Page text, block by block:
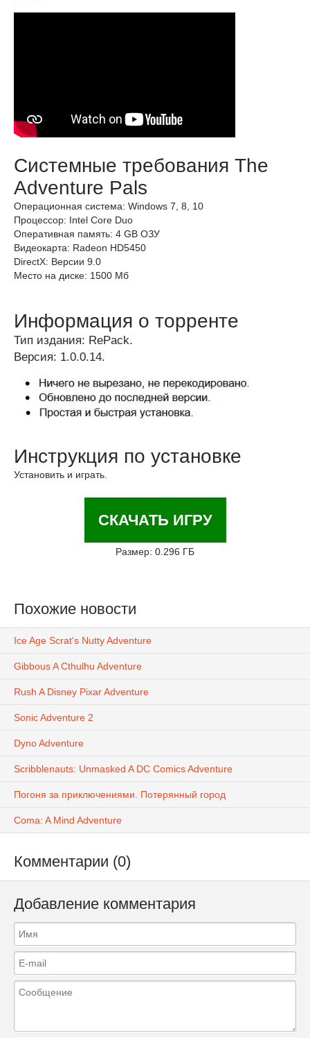
Системные требования The
Adventure Pals
Операционная система: Windows 7, 8, 10
Процессор: Intel Core Duo
Оперативная память: 4 GB ОЗУ
Видеокарта: Radeon HD5450
DirectX: Версии 9.0
Место на диске: 1500 Мб
Информация о торренте
Тип издания: RePack.
Версия: 1.0.0.14.
Инструкция по установке
Установить и играть.
СКАЧАТЬ ИГРУ
Размер: 0.296 ГБ
Похожие новости
Ice Age Scrat's Nutty Adventure
Gibbous A Cthulhu Adventure
Rush A Disney Pixar Adventure
Sonic Adventure 2
Dyno Adventure
Scribblenauts: Unmasked A DC Comics Adventure
Погоня за приключениями. Потерянный город
Coma: A Mind Adventure
Комментарии (0)
Добавление комментария